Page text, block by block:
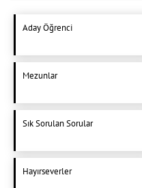
Aday Öğrenci
Mezunlar
Sık Sorulan Sorular
Hayırseverler